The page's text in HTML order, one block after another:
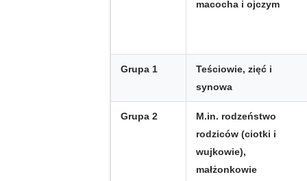
macocha i ojczym
Grupa 1
Teściowie, zięć i
synowa
Grupa 2
M.in. rodzeństwo
rodziców (ciotki i
wujkowie),
małżonkowie